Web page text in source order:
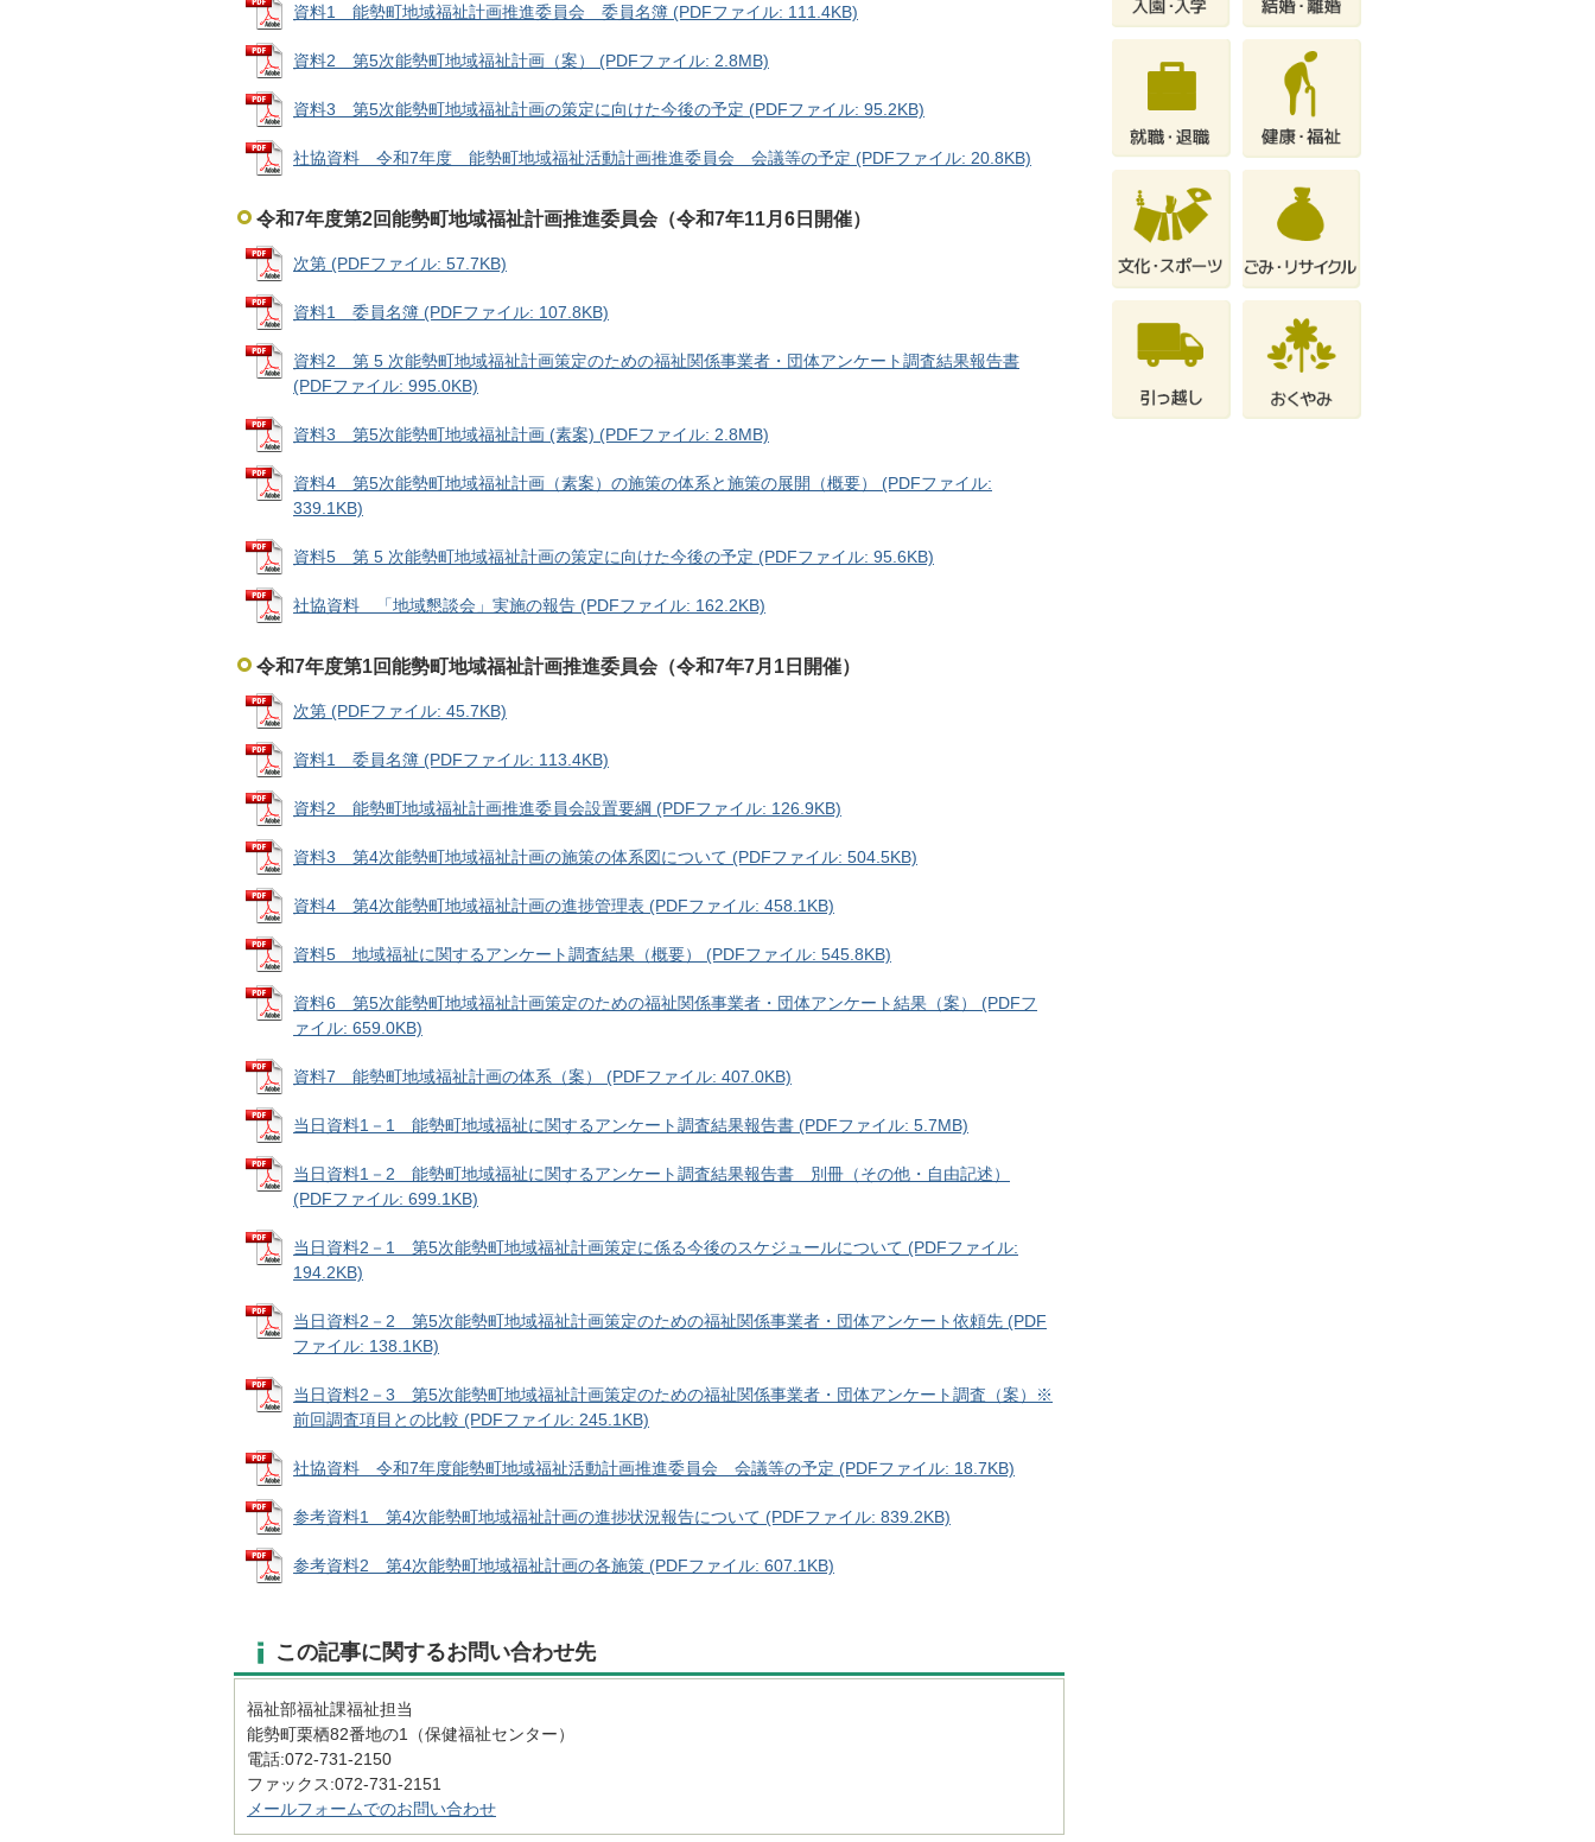
資料1 能勢町地域福祉計画推進委員会 委員名簿 (PDFファイル: 111.4KB)
資料2 第5次能勢町地域福祉計画（案） (PDFファイル: 2.8MB)
資料3 第5次能勢町地域福祉計画の策定に向けた今後の予定 (PDFファイル: 95.2KB)
社協資料 令和7年度 能勢町地域福祉活動計画推進委員会 会議等の予定 (PDFファイル: 20.8KB)
令和7年度第2回能勢町地域福祉計画推進委員会（令和7年11月6日開催）
次第 (PDFファイル: 57.7KB)
資料1 委員名簿 (PDFファイル: 107.8KB)
資料2 第 5 次能勢町地域福祉計画策定のための福祉関係事業者・団体アンケート調査結果報告書
(PDFファイル: 995.0KB)
資料3 第5次能勢町地域福祉計画 (素案) (PDFファイル: 2.8MB)
資料4 第5次能勢町地域福祉計画（素案）の施策の体系と施策の展開（概要） (PDFファイル:
339.1KB)
資料5 第 5 次能勢町地域福祉計画の策定に向けた今後の予定 (PDFファイル: 95.6KB)
社協資料 「地域懇談会」実施の報告 (PDFファイル: 162.2KB)
令和7年度第1回能勢町地域福祉計画推進委員会（令和7年7月1日開催）
次第 (PDFファイル: 45.7KB)
資料1 委員名簿 (PDFファイル: 113.4KB)
資料2 能勢町地域福祉計画推進委員会設置要綱 (PDFファイル: 126.9KB)
資料3 第4次能勢町地域福祉計画の施策の体系図について (PDFファイル: 504.5KB)
資料4 第4次能勢町地域福祉計画の進捗管理表 (PDFファイル: 458.1KB)
資料5 地域福祉に関するアンケート調査結果（概要） (PDFファイル: 545.8KB)
資料6 第5次能勢町地域福祉計画策定のための福祉関係事業者・団体アンケート結果（案） (PDFフ
ァイル: 659.0KB)
資料7 能勢町地域福祉計画の体系（案） (PDFファイル: 407.0KB)
当日資料1－1 能勢町地域福祉に関するアンケート調査結果報告書 (PDFファイル: 5.7MB)
当日資料1－2 能勢町地域福祉に関するアンケート調査結果報告書 別冊（その他・自由記述）
(PDFファイル: 699.1KB)
当日資料2－1 第5次能勢町地域福祉計画策定に係る今後のスケジュールについて (PDFファイル:
194.2KB)
当日資料2－2 第5次能勢町地域福祉計画策定のための福祉関係事業者・団体アンケート依頼先 (PDF
ファイル: 138.1KB)
当日資料2－3 第5次能勢町地域福祉計画策定のための福祉関係事業者・団体アンケート調査（案）※
前回調査項目との比較 (PDFファイル: 245.1KB)
社協資料 令和7年度能勢町地域福祉活動計画推進委員会 会議等の予定 (PDFファイル: 18.7KB)
参考資料1 第4次能勢町地域福祉計画の進捗状況報告について (PDFファイル: 839.2KB)
参考資料2 第4次能勢町地域福祉計画の各施策 (PDFファイル: 607.1KB)
この記事に関するお問い合わせ先
福祉部福祉課福祉担当
能勢町栗栖82番地の1（保健福祉センター）
電話:072-731-2150
ファックス:072-731-2151
メールフォームでのお問い合わせ